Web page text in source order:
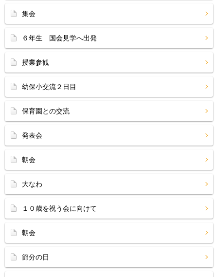
集会
６年生 国会見学へ出発
授業参観
幼保小交流２日目
保育園との交流
発表会
朝会
大なわ
１０歳を祝う会に向けて
朝会
節分の日